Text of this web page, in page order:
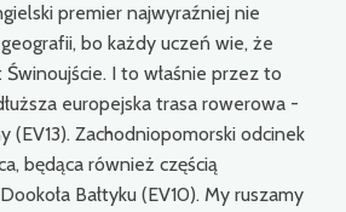
premier najwyraźniej nie
bo każdy uczeń wie, że
I to właśnie przez to
europejska trasa rowerowa -
(EV13). Zachodniopomorski odcinek
będąca również częścią
Bałtyku (EV10). My ruszamy